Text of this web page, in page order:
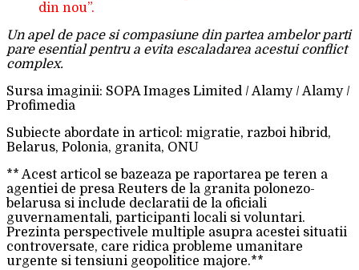
din nou”.
Un apel de pace si compasiune din partea ambelor parti
pare esential pentru a evita escaladarea acestui conflict
complex.
Sursa imaginii: SOPA Images Limited / Alamy / Alamy /
Profimedia
Subiecte abordate in articol: migratie, razboi hibrid,
Belarus, Polonia, granita, ONU
** Acest articol se bazeaza pe raportarea pe teren a
agentiei de presa Reuters de la granita polonezo-
belarusa si include declaratii de la oficiali
guvernamentali, participanti locali si voluntari.
Prezinta perspectivele multiple asupra acestei situatii
controversate, care ridica probleme umanitare
urgente si tensiuni geopolitice majore.**